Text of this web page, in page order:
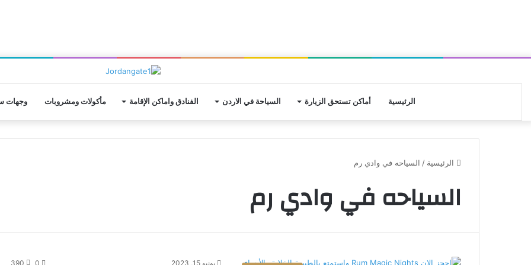
الرئيسية أماكن تستحق الزيارة السياحة في الاردن الفنادق واماكن الإقامة مأكولات ومشروبات وجهات
الرئيسية / السياحه في وادي رم
السياحه في وادي رم
يونيو 15, 2023 0
390